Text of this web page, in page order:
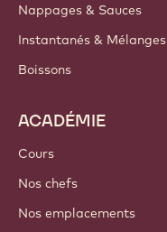
Nappages & Sauces
Instantanés & Mélanges
Boissons
ACADÉMIE
Cours
Nos chefs
Nos emplacements